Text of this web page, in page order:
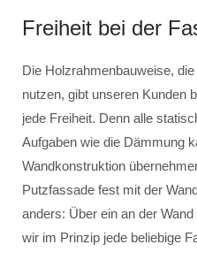
Freiheit bei der
Die Holzrahmenbauweise,
nutzen, gibt unseren Kunden
jede Freiheit. Denn alle
Aufgaben wie die Dämmung
Wandkonstruktion
Putzfassade fest mit der
anders: Über ein an der
wir im Prinzip jede beliebige